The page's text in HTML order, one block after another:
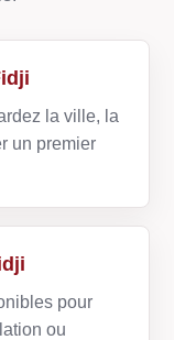
la ville, la
un premier
pour
ou